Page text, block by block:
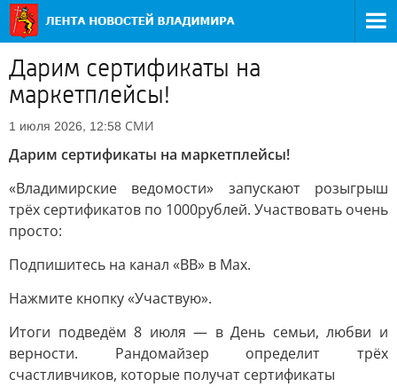
Дарим сертификаты на
маркетплейсы!
1 июля 2026, 12:58 СМИ
Дарим сертификаты на маркетплейсы!
«Владимирские ведомости» запускают розыгрыш
трёх сертификатов по 1000рублей. Участвовать очень
просто:
Подпишитесь на канал «ВВ» в Max.
Нажмите кнопку «Участвую».
Итоги подведём 8 июля — в День семьи, любви и
верности. Рандомайзер определит трёх
счастливчиков, которые получат сертификаты